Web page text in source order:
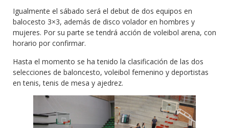
Igualmente el sábado será el debut de dos equipos en
balocesto 3×3, además de disco volador en hombres y
mujeres. Por su parte se tendrá acción de voleibol arena, con
horario por confirmar.
Hasta el momento se ha tenido la clasificación de las dos
selecciones de baloncesto, voleibol femenino y deportistas
en tenis, tenis de mesa y ajedrez.